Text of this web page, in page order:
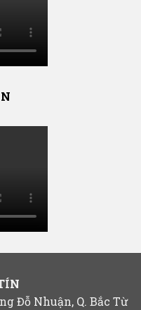
Đỗ Nhuận, Q. Bắc Từ